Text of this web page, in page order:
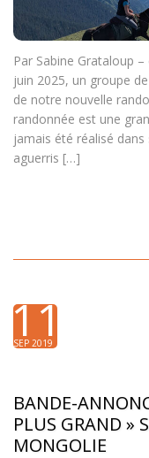
Par Sabine Grataloup
juin 2025, un groupe
de notre nouvelle
randonnée est une
jamais été réalisé
aguerris […]
11
SEP 2019
BANDE-
PLUS GRAND »
MONGOLIE